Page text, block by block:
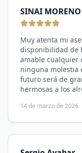
SINAI MORENO
Muy atenta mi
disponibilidad de
amable cualquier
ninguna molestia
futuro será de
hermosas a los
14 de marzo de 2026